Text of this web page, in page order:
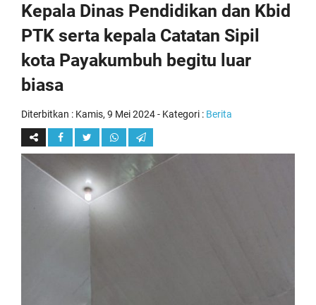
Kepala Dinas Pendidikan dan Kbid
PTK serta kepala Catatan Sipil
kota Payakumbuh begitu luar
biasa
Diterbitkan : Kamis, 9 Mei 2024- Kategori : Berita